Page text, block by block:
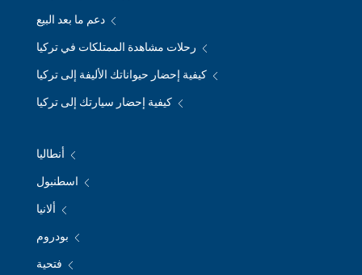
دعم ما بعد البيع
رحلات مشاهدة الممتلكات في تركيا
كيفية إحضار حيواناتك الأليفة إلى تركيا
كيفية إحضار سيارتك إلى تركيا
أنطاليا
اسطنبول
ألانيا
بودروم
فتحية